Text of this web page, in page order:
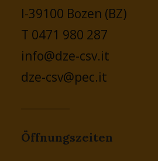
I-39100 Bozen (BZ)
T 0471 980 287
info@dze-csv.it
dze-csv@pec.it
Öffnungszeiten